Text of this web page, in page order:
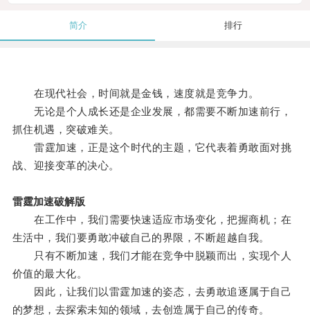
简介 排行
在现代社会，时间就是金钱，速度就是竞争力。
无论是个人成长还是企业发展，都需要不断加速前行，
抓住机遇，突破难关。
雷霆加速，正是这个时代的主题，它代表着勇敢面对挑
战、迎接变革的决心。
雷霆加速破解版
在工作中，我们需要快速适应市场变化，把握商机；在
生活中，我们要勇敢冲破自己的界限，不断超越自我。
只有不断加速，我们才能在竞争中脱颖而出，实现个人
价值的最大化。
因此，让我们以雷霆加速的姿态，去勇敢追逐属于自己
的梦想，去探索未知的领域，去创造属于自己的传奇。